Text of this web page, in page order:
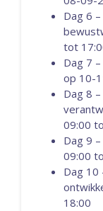
Dag 6
tot
Dag 7
op 10-
Dag 8
09:00
Dag 9
09:00
Dag 10
18:00